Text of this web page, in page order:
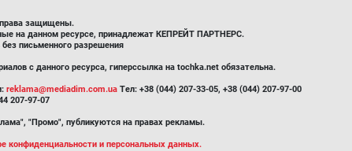
защищены.
на данном ресурсе, принадлежат КЕПРЕЙТ ПАРТНЕРС.
письменного разрешения
с данного ресурса, гиперссылка на tochka.net обязательна.
reklama@mediadim.com.ua Тел: +38 (044) 207-33-05, +38 (044) 207-97-00
207-97-07
"Промо", публикуются на правах рекламы.
конфиденциальности и персональных данных.